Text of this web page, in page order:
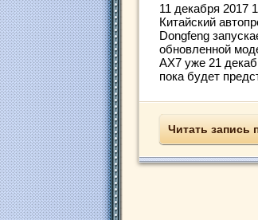
11 декабря 2017
Китайский
Dongfeng
обновленной
AX7 уже 21
пока будет
Читать запись